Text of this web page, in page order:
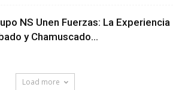
NS Unen Fuerzas: La Experiencia
y Chamuscado...
Load more